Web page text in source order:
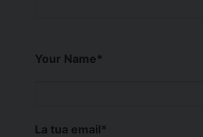
Your Name*
La tua email*